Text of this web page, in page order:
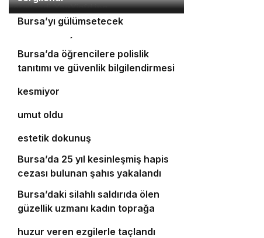
Orhaneli’nin turizm potansiyeli
Bursa’yı gülümsetecek
3
Bursa’da öğrencilere polislik
tanıtımı ve güvenlik bilgilendirmesi
5
kesmiyor
umut oldu
estetik dokunuş
8
Bursa’da 25 yıl kesinleşmiş hapis
cezası bulunan şahıs yakalandı
9
Bursa’daki silahlı saldırıda ölen
güzellik uzmanı kadın toprağa
10
‘Osmangazi Ramazan Sokağı’
huzur veren ezgilerle taçlandı